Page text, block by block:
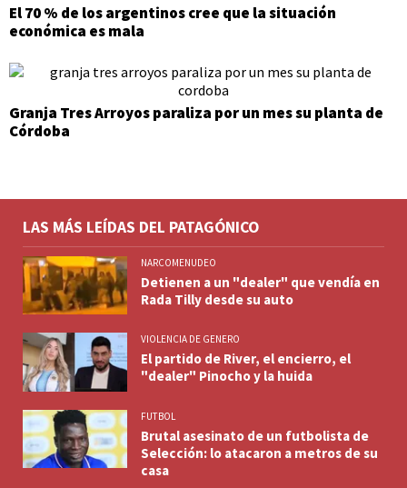
El 70 % de los argentinos cree que la situación
económica es mala
Granja Tres Arroyos paraliza por un mes su planta de
Córdoba
LAS MÁS LEÍDAS DEL PATAGÓNICO
NARCOMENUDEO
Detienen a un "dealer" que vendía en
Rada Tilly desde su auto
VIOLENCIA DE GENERO
El partido de River, el encierro, el
"dealer" Pinocho y la huida
FUTBOL
Brutal asesinato de un futbolista de
Selección: lo atacaron a metros de su
casa